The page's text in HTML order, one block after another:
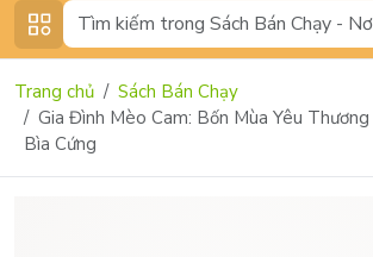
Trang chủ
Sách Bán Chạy
Gia Đình Mèo Cam: Bốn Mùa Yêu
Bìa Cứng